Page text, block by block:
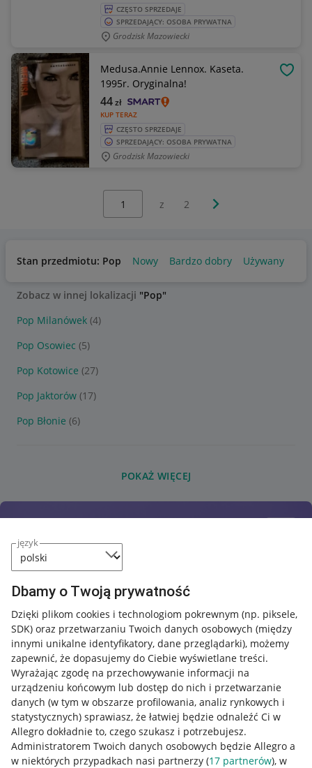
język
Dbamy o Twoją prywatność
Dzięki plikom cookies i technologiom pokrewnym (np. piksele,
SDK) oraz przetwarzaniu Twoich danych osobowych (między
innymi unikalne identyfikatory, dane przeglądarki), możemy
zapewnić, że dopasujemy do Ciebie wyświetlane treści.
Wyrażając zgodę na przechowywanie informacji na
urządzeniu końcowym lub dostęp do nich i przetwarzanie
danych (w tym w obszarze profilowania, analiz rynkowych i
statystycznych) sprawiasz, że łatwiej będzie odnaleźć Ci w
Allegro dokładnie to, czego szukasz i potrzebujesz.
Administratorem Twoich danych osobowych będzie Allegro a
w niektórych przypadkach nasi partnerzy (17 partnerów), w
CZĘSTO SPRZEDAJE
SPRZEDAJĄCY: OSOBA PRYWATNA
Grodzisk Mazowiecki
Medusa.Annie Lennox. Kaseta.
1995r. Oryginalna!
KUP TERAZ
44zł
CZĘSTO SPRZEDAJE
SPRZEDAJĄCY: OSOBA PRYWATNA
Grodzisk Mazowiecki
z 2 Następna strona
Stan przedmiotu: Pop Nowy Bardzo dobry Używany
Zobacz w innej lokalizacji "Pop"
Pop Milanówek (4)
Pop Osowiec (5)
Pop Kotowice (27)
Pop Jaktorów (17)
Pop Błonie (6)
POKAŻ WIĘCEJ